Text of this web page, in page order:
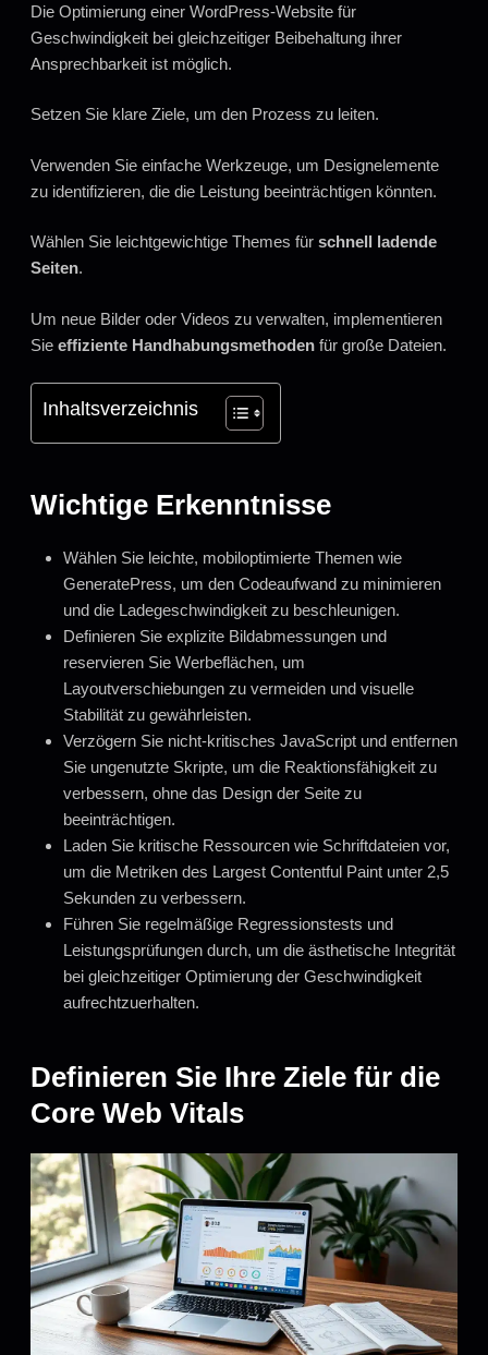
Die Optimierung einer WordPress-Website für
Geschwindigkeit bei gleichzeitiger Beibehaltung ihrer
Ansprechbarkeit ist möglich.
Setzen Sie klare Ziele, um den Prozess zu leiten.
Verwenden Sie einfache Werkzeuge, um Designelemente
zu identifizieren, die die Leistung beeinträchtigen könnten.
Wählen Sie leichtgewichtige Themes für schnell ladende
Seiten.
Um neue Bilder oder Videos zu verwalten, implementieren
Sie effiziente Handhabungsmethoden für große Dateien.
Inhaltsverzeichnis
Wichtige Erkenntnisse
Wählen Sie leichte, mobiloptimierte Themen wie
GeneratePress, um den Codeaufwand zu minimieren
und die Ladegeschwindigkeit zu beschleunigen.
Definieren Sie explizite Bildabmessungen und
reservieren Sie Werbeflächen, um
Layoutverschiebungen zu vermeiden und visuelle
Stabilität zu gewährleisten.
Verzögern Sie nicht-kritisches JavaScript und entfernen
Sie ungenutzte Skripte, um die Reaktionsfähigkeit zu
verbessern, ohne das Design der Seite zu
beeinträchtigen.
Laden Sie kritische Ressourcen wie Schriftdateien vor,
um die Metriken des Largest Contentful Paint unter 2,5
Sekunden zu verbessern.
Führen Sie regelmäßige Regressionstests und
Leistungsprüfungen durch, um die ästhetische Integrität
bei gleichzeitiger Optimierung der Geschwindigkeit
aufrechtzuerhalten.
Definieren Sie Ihre Ziele für die
Core Web Vitals